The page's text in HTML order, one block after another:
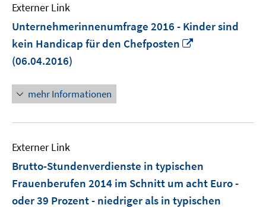
Externer Link
Unternehmerinnenumfrage 2016 - Kinder sind
kein Handicap für den Chefposten
(06.04.2016)
mehr Informationen
Externer Link
Brutto-Stundenverdienste in typischen
Frauenberufen 2014 im Schnitt um acht Euro -
oder 39 Prozent - niedriger als in typischen